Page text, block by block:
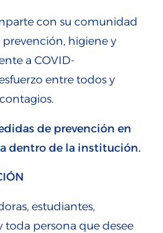
con su comunidad
higiene y
a COVID-
entre todos y
de prevención en
dentro de la institución.
estudiantes,
toda persona que desee